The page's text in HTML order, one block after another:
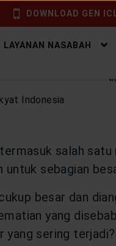
DOWNLOAD GEN
LAYANAN NASABAH
salah
sebagian
besar dan
yang
yang sering